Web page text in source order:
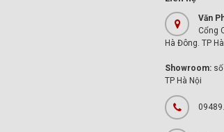
Văn
Cổng
Hà Đông. TP
Showroom:
TP Hà Nội